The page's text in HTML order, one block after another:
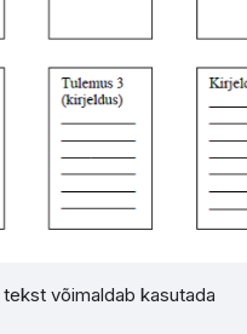
tekst võimaldab kasutada